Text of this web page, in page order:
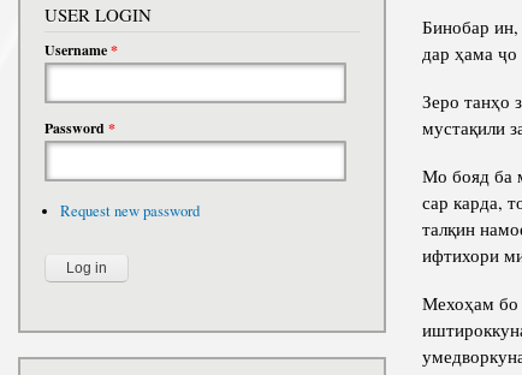
Бинобар ин,
дар ҳама ҷо
Зеро танҳо
мустақили
Мо бояд ба
сар карда,
талқин
ифтихори
Мехоҳам бо
USER LOGIN
Username*
Password*
Request new password